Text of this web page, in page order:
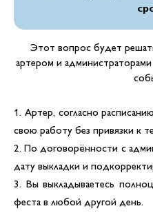
Этот вопрос будет
артером и администраторами
1. Артер, согласно
свою работу без привязки к
2. По договорённости с
дату выкладки и
3. Вы выкладываетесь
феста в любой другой день.